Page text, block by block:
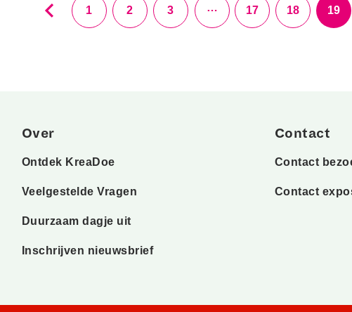
1 2 3 … 17 18 19
Over
Ontdek KreaDoe
Veelgestelde Vragen
Duurzaam dagje uit
Inschrijven nieuwsbrief
Contact
Contact
Contact